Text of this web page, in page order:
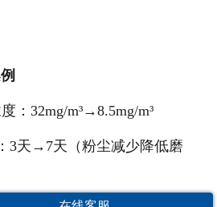
32mg/m³→8.5mg/m³
天→7天（粉尘减少降低磨